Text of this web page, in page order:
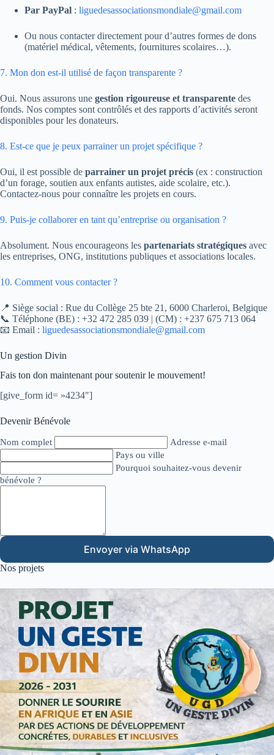
Par PayPal : liguedesassociationsmondiale@gmail.com
Ou nous contacter directement pour d’autres formes de dons
(matériel médical, vêtements, fournitures scolaires…).
7. Mon don est-il utilisé de façon transparente ?
Oui. Nous assurons une gestion rigoureuse et transparente des
fonds. Nos comptes sont contrôlés et des rapports d’activités seront
disponibles pour les donateurs.
8. Est-ce que je peux parrainer un projet spécifique ?
Oui, il est possible de parrainer un projet précis (ex : construction
d’un forage, soutien aux enfants autistes, aide scolaire, etc.).
Contactez-nous pour connaître les projets en cours.
9. Puis-je collaborer en tant qu’entreprise ou organisation ?
Absolument. Nous encourageons les partenariats stratégiques avec
les entreprises, ONG, institutions publiques et associations locales.
10. Comment vous contacter ?
📍 Siège social : Rue du Collège 25 bte 21, 6000 Charleroi, Belgique
📞 Téléphone (BE) : +32 472 285 039 | (CM) : +237 675 713 064
📧 Email : liguedesassociationsmondiale@gmail.com
Un gestion Divin
Fais ton don maintenant pour soutenir le mouvement!
[give_form id= »4234″]
Devenir Bénévole
Nom complet
Adresse e-mail
Pays ou ville
Pourquoi souhaitez-vous devenir
bénévole ?
Envoyer via WhatsApp
Nos projets